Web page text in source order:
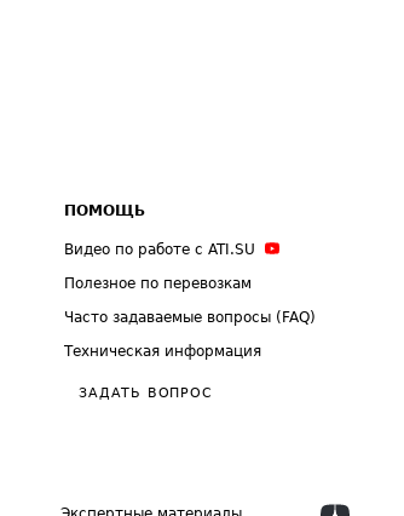
ПОМОЩЬ
Видео по работе с ATI.SU
Полезное по перевозкам
Часто задаваемые вопросы (FAQ)
Техническая информация
ЗАДАТЬ ВОПРОС